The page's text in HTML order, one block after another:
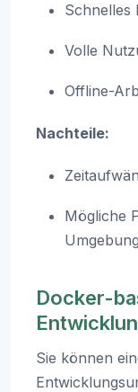
Schnelles
Volle
Offline-
Nachteile:
Mögliche
Docker-
Sie können